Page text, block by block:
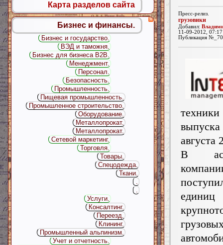
Пресс-релиз.
грузовики
Добавил:
11-09-2012,
Публикация
августа
В
единиц
Карта разделов сайта
Бизнес и финансы.
Бизнес и государство.
ВЭД и таможня.
Бизнес для бизнеса B2B.
Менеджмент.
Персонал.
Безопасность.
Промышленность.
Пищевая промышленность.
Промышленное строительство.
Оборудование.
Металлопрокат.
Металлопрокат.
Сетевой маркетинг.
Торговля.
Товары.
Спецодежда.
Ткани.
.
.
Услуги.
Консалтинг.
Переезд.
Клининг.
Промышленный альпинизм.
Учет и отчетность.